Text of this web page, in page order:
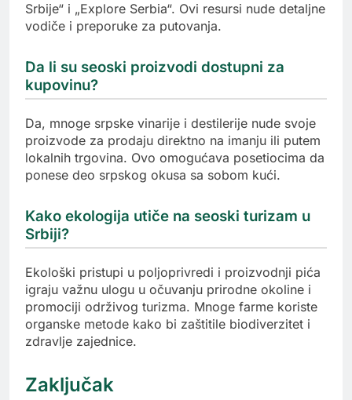
Srbije“ i „Explore Serbia“. Ovi resursi nude detaljne
vodiče i preporuke za putovanja.
Da li su seoski proizvodi dostupni za
kupovinu?
Da, mnoge srpske vinarije i destilerije nude svoje
proizvode za prodaju direktno na imanju ili putem
lokalnih trgovina. Ovo omogućava posetiocima da
ponese deo srpskog okusa sa sobom kući.
Kako ekologija utiče na seoski turizam u
Srbiji?
Ekološki pristupi u poljoprivredi i proizvodnji pića
igraju važnu ulogu u očuvanju prirodne okoline i
promociji održivog turizma. Mnoge farme koriste
organske metode kako bi zaštitile biodiverzitet i
zdravlje zajednice.
Zaključak